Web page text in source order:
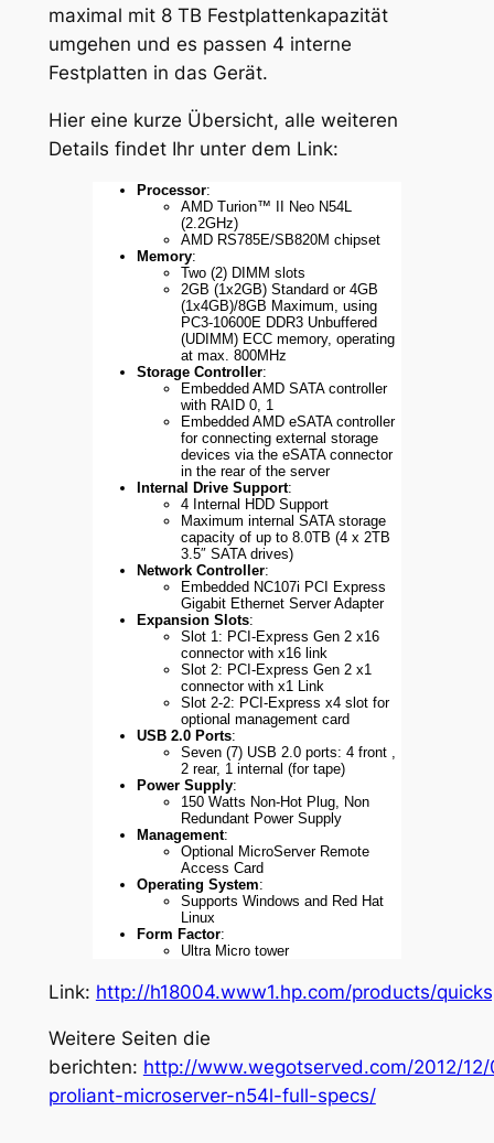
maximal mit 8 TB Festplattenkapazität
umgehen und es passen 4 interne
Festplatten in das Gerät.
Hier eine kurze Übersicht, alle weiteren
Details findet Ihr unter dem Link:
Processor:
AMD Turion™ II Neo N54L
(2.2GHz)
AMD RS785E/SB820M chipset
Memory:
Two (2) DIMM slots
2GB (1x2GB) Standard or 4GB
(1x4GB)/8GB Maximum, using
PC3-10600E DDR3 Unbuffered
(UDIMM) ECC memory, operating
at max. 800MHz
Storage Controller:
Embedded AMD SATA controller
with RAID 0, 1
Embedded AMD eSATA controller
for connecting external storage
devices via the eSATA connector
in the rear of the server
Internal Drive Support:
4 Internal HDD Support
Maximum internal SATA storage
capacity of up to 8.0TB (4 x 2TB
3.5″ SATA drives)
Network Controller:
Embedded NC107i PCI Express
Gigabit Ethernet Server Adapter
Expansion Slots:
Slot 1: PCI-Express Gen 2 x16
connector with x16 link
Slot 2: PCI-Express Gen 2 x1
connector with x1 Link
Slot 2-2: PCI-Express x4 slot for
optional management card
USB 2.0 Ports:
Seven (7) USB 2.0 ports: 4 front ,
2 rear, 1 internal (for tape)
Power Supply:
150 Watts Non-Hot Plug, Non
Redundant Power Supply
Management:
Optional MicroServer Remote
Access Card
Operating System:
Supports Windows and Red Hat
Linux
Form Factor:
Ultra Micro tower
Link: http://h18004.www1.hp.com/products/
Weitere Seiten die
berichten: http://www.wegotserved.com/2012/
proliant-microserver-n54l-full-specs/